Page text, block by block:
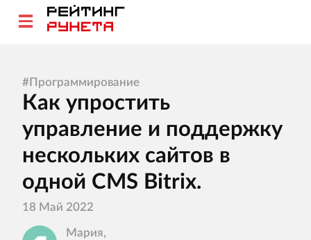
#Программирование
Как упростить
управление и поддержку
нескольких сайтов в
одной CMS Bitrix.
18 Май 2022
Мария,